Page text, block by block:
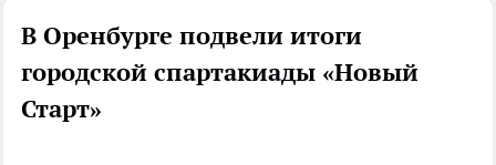
В Оренбурге подвели итоги
городской спартакиады «Новый
Старт»